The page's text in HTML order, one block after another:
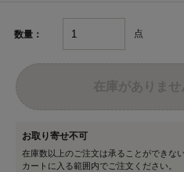
数量： 点
お取り寄せ不可
在庫数以上のご注文は承ることができない
カートに入る範囲内でご注文ください。